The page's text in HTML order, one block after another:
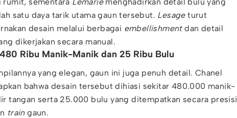
satu daya tarik utama gaun tersebut. Lesageturut
desain melalui berbagai embellishmentdan detail
dikerjakan secara manual.
Ribu Manik-Manik dan 25 Ribu Bulu
yang elegan, gaun ini juga penuh detail. Chanel
bahwa desain tersebut dihiasi sekitar 480.000 manik-
tangan serta 25.000 bulu yang ditempatkan secara presisi
traingaun.